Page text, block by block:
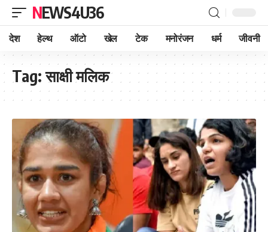
NEWS4U36
देश हेल्थ ऑटो खेल टेक मनोरंजन धर्म जीवनी
Tag:साक्षी मलिक